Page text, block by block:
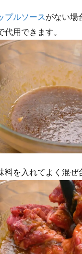
プルソース がない場
代用できます。
料を入れてよく混ぜ